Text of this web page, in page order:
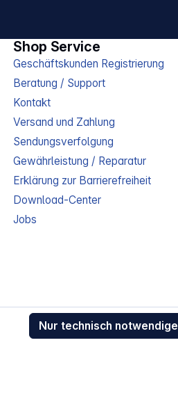
Shop Service
Geschäftskunden Registrierung
Beratung / Support
Kontakt
Versand und Zahlung
Sendungsverfolgung
Gewährleistung / Reparatur
Erklärung zur Barrierefreiheit
Download-Center
Jobs
Nur technisch notwendige